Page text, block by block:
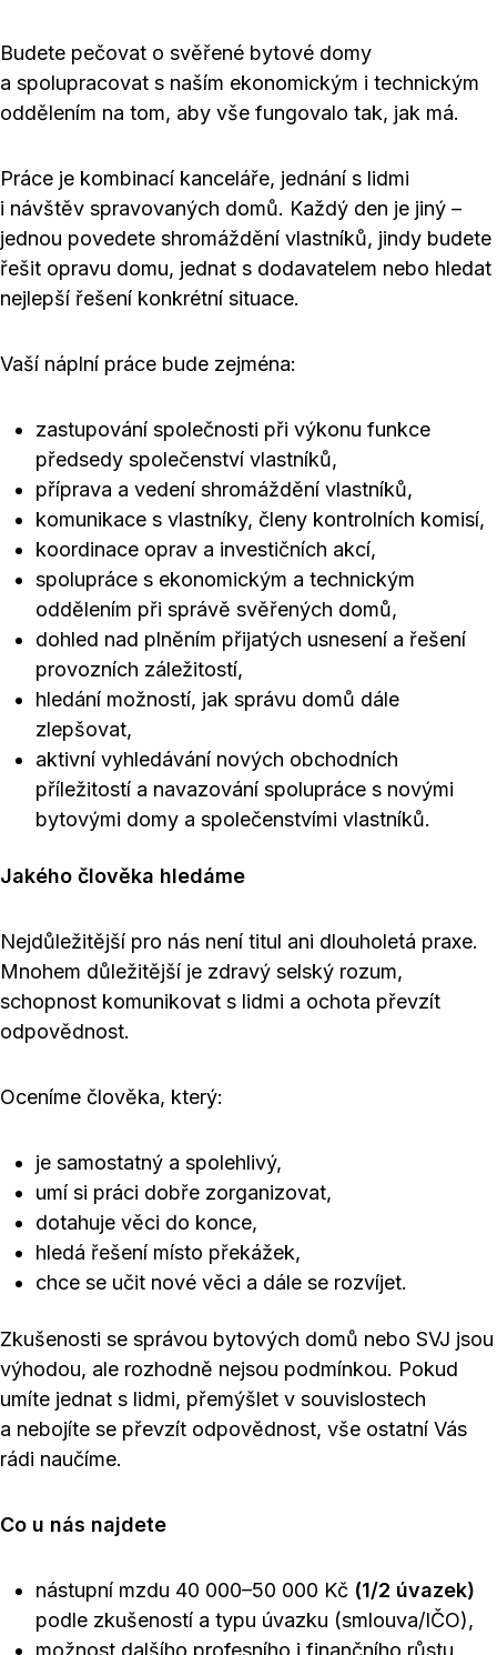
Budete pečovat o svěřené bytové domy
a spolupracovat s naším ekonomickým i technickým
oddělením na tom, aby vše fungovalo tak, jak má.
Práce je kombinací kanceláře, jednání s lidmi
i návštěv spravovaných domů. Každý den je jiný –
jednou povedete shromáždění vlastníků, jindy budete
řešit opravu domu, jednat s dodavatelem nebo hledat
nejlepší řešení konkrétní situace.
Vaší náplní práce bude zejména:
zastupování společnosti při výkonu funkce
předsedy společenství vlastníků,
příprava a vedení shromáždění vlastníků,
komunikace s vlastníky, členy kontrolních komisí,
koordinace oprav a investičních akcí,
spolupráce s ekonomickým a technickým
oddělením při správě svěřených domů,
dohled nad plněním přijatých usnesení a řešení
provozních záležitostí,
hledání možností, jak správu domů dále
zlepšovat,
aktivní vyhledávání nových obchodních
příležitostí a navazování spolupráce s novými
bytovými domy a společenstvími vlastníků.
Jakého člověka hledáme
Nejdůležitější pro nás není titul ani dlouholetá praxe.
Mnohem důležitější je zdravý selský rozum,
schopnost komunikovat s lidmi a ochota převzít
odpovědnost.
Oceníme člověka, který:
je samostatný a spolehlivý,
umí si práci dobře zorganizovat,
dotahuje věci do konce,
hledá řešení místo překážek,
chce se učit nové věci a dále se rozvíjet.
Zkušenosti se správou bytových domů nebo SVJ jsou
výhodou, ale rozhodně nejsou podmínkou. Pokud
umíte jednat s lidmi, přemýšlet v souvislostech
a nebojíte se převzít odpovědnost, vše ostatní Vás
rádi naučíme.
Co u nás najdete
nástupní mzdu 40 000–50 000 Kč (1/2 úvazek)
podle zkušeností a typu úvazku (smlouva/IČO),
možnost dalšího profesního i finančního růstu,